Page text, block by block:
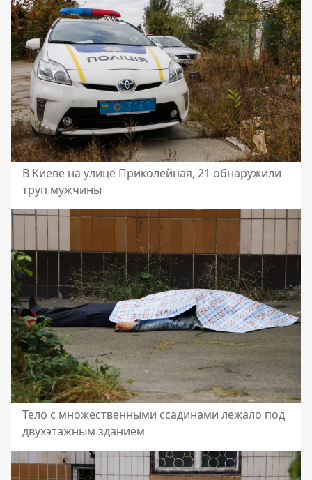
В Киеве на улице Приколейная, 21 обнаружили
труп мужчины
Тело с множественными ссадинами лежало под
двухэтажным зданием